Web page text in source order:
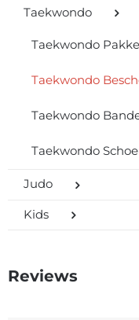
Taekwondo
Taekwondo
Taekwondo
Taekwondo
Taekwondo
Judo
Kids
Reviews